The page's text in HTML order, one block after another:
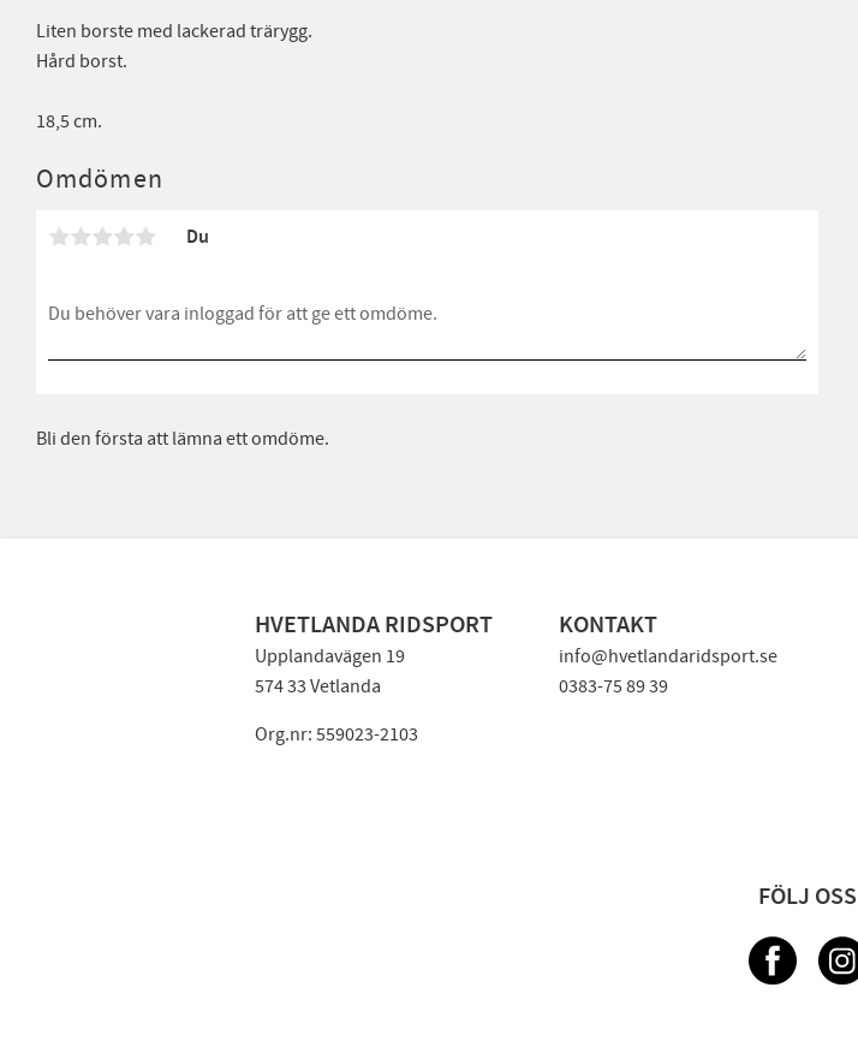
Liten borste med lackerad trärygg.
Hård borst.
18,5 cm.
Omdömen
Du
Bli den första att lämna ett omdöme.
HVETLANDA RIDSPORT
Upplandavägen 19
574 33 Vetlanda
Org.nr: 559023-2103
KONTAKT
info@hvetlandaridsport.se
0383-75 89 39
FÖLJ OSS